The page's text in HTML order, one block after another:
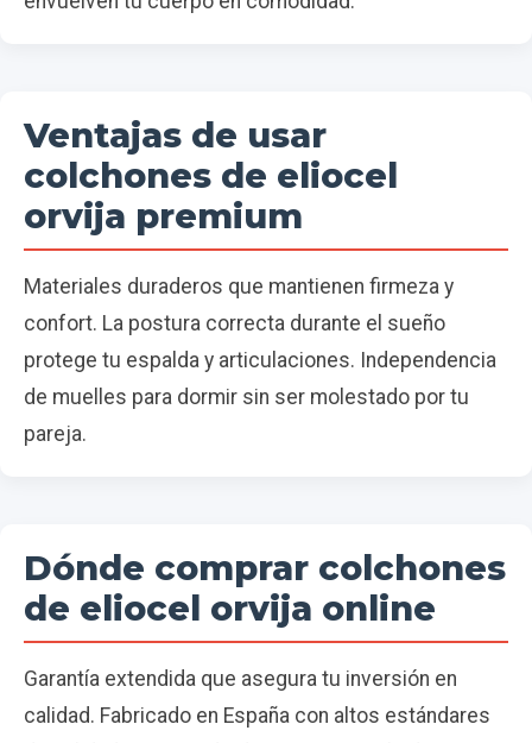
Ventajas de usar
colchones de eliocel
orvija premium
Materiales duraderos que mantienen firmeza y
confort. La postura correcta durante el sueño
protege tu espalda y articulaciones. Independencia
de muelles para dormir sin ser molestado por tu
pareja.
Dónde comprar colchones
de eliocel orvija online
Garantía extendida que asegura tu inversión en
calidad. Fabricado en España con altos estándares